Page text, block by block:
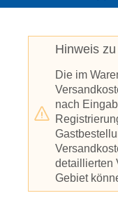
Hinweis
Die im
nach
detaillierten
Gebiet